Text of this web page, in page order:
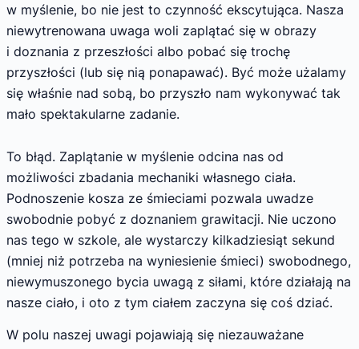
w myślenie, bo nie jest to czynność ekscytująca. Nasza
niewytrenowana uwaga woli zaplątać się w obrazy
i doznania z przeszłości albo pobać się trochę
przyszłości (lub się nią ponapawać). Być może użalamy
się właśnie nad sobą, bo przyszło nam wykonywać tak
mało spektakularne zadanie.
To błąd. Zaplątanie w myślenie odcina nas od
możliwości zbadania mechaniki własnego ciała.
Podnoszenie kosza ze śmieciami pozwala uwadze
swobodnie pobyć z doznaniem grawitacji. Nie uczono
nas tego w szkole, ale wystarczy kilkadziesiąt sekund
(mniej niż potrzeba na wyniesienie śmieci) swobodnego,
niewymuszonego bycia uwagą z siłami, które działają na
nasze ciało, i oto z tym ciałem zaczyna się coś dziać.
W polu naszej uwagi pojawiają się niezauważane